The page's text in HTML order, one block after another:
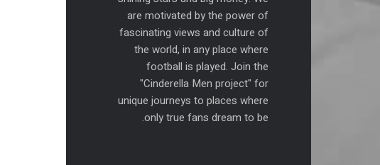
are motivated by the power of
fascinating views and culture of
the world, in any place where
football is played. Join the
"Cinderella Men project" for
unique journeys to places where
only true fans dream to be.